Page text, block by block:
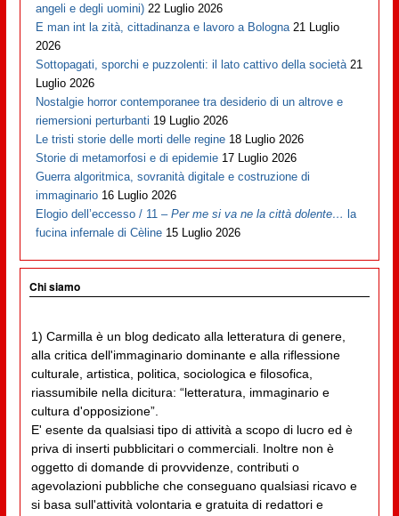
angeli e degli uomini) 22 Luglio 2026
E man int la zità, cittadinanza e lavoro a Bologna 21 Luglio
2026
Sottopagati, sporchi e puzzolenti: il lato cattivo della società 21
Luglio 2026
Nostalgie horror contemporanee tra desiderio di un altrove e
riemersioni perturbanti 19 Luglio 2026
Le tristi storie delle morti delle regine 18 Luglio 2026
Storie di metamorfosi e di epidemie 17 Luglio 2026
Guerra algoritmica, sovranità digitale e costruzione di
immaginario 16 Luglio 2026
Elogio dell’eccesso / 11 –Per me si va ne la città dolente… la
fucina infernale di Cèline 15 Luglio 2026
Chi siamo
1) Carmilla è un blog dedicato alla letteratura di genere,
alla critica dell'immaginario dominante e alla riflessione
culturale, artistica, politica, sociologica e filosofica,
riassumibile nella dicitura: “letteratura, immaginario e
cultura d'opposizione”.
E' esente da qualsiasi tipo di attività a scopo di lucro ed è
priva di inserti pubblicitari o commerciali. Inoltre non è
oggetto di domande di provvidenze, contributi o
agevolazioni pubbliche che conseguano qualsiasi ricavo e
si basa sull'attività volontaria e gratuita di redattori e